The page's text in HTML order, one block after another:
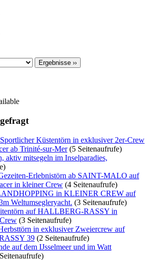
Ergebnisse ››
Küstentörn in exklusiver 2er-Crew
ab Trinité-sur-Mer(5 Seitenaufrufe)
aktiv mitsegeln im Inselparadies,
Erlebnistörn ab SAINT-MALO auf
in kleiner Crew (4 Seitenaufrufe)
in KLEINER CREW auf
Weltumsegleryacht. (3 Seitenaufrufe)
auf HALLBERG-RASSY in
(3 Seitenaufrufe)
in exklusiver Zweiercrew auf
39 (2 Seitenaufrufe)
auf dem IJsselmeer und im Watt